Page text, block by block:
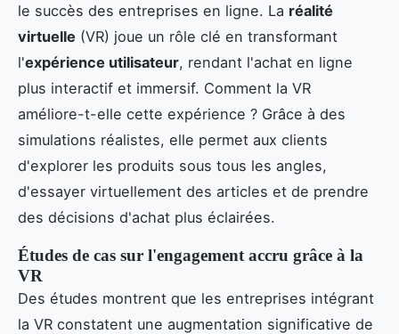
le succès des entreprises en ligne. La réalité
virtuelle (VR) joue un rôle clé en transformant
l'expérience utilisateur, rendant l'achat en ligne
plus interactif et immersif. Comment la VR
améliore-t-elle cette expérience ? Grâce à des
simulations réalistes, elle permet aux clients
d'explorer les produits sous tous les angles,
d'essayer virtuellement des articles et de prendre
des décisions d'achat plus éclairées.
Études de cas sur l'engagement accru grâce à la
VR
Des études montrent que les entreprises intégrant
la VR constatent une augmentation significative de